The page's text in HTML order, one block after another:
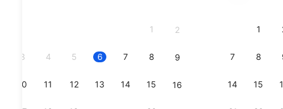
1 2
3 4 5 6 7 8 9
10 11 12 13 14 15 16
1
7 8
14 15